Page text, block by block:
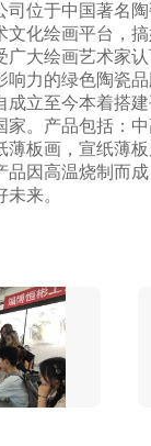
司位于中国著名
文化绘画平台，
广大绘画艺术家
响力的绿色陶瓷
成立至今本着搭
家。产品包括：
薄板画，宣纸薄
品因高温烧制而
来。